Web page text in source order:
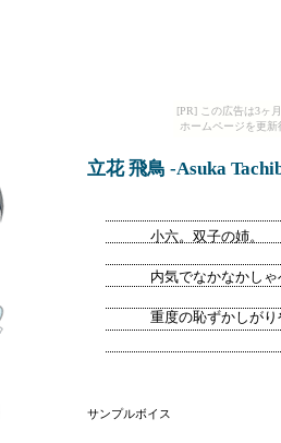
[PR] この広告は3ヶ
ホームページを更
立花 飛鳥 -Asuka
小六。双子の姉。
内気でなかなかしゃ
重度の恥ずかしがり
サンプルボイス